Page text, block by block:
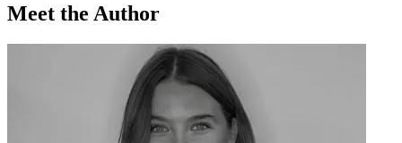
Meet the Author